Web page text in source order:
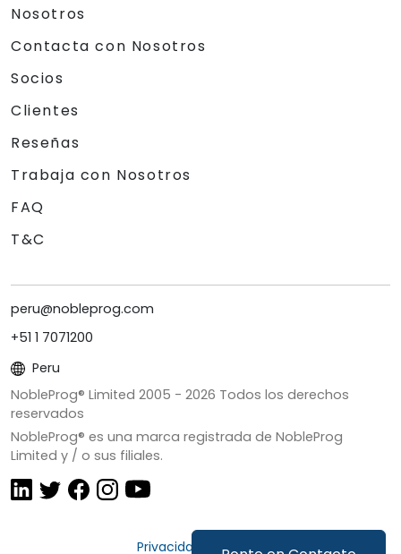
Nosotros
Contacta con Nosotros
Socios
Clientes
Reseñas
Trabaja con Nosotros
FAQ
T&C
peru@nobleprog.com
+51 1 7071200
Peru
NobleProg® Limited 2005 - 2026 Todos los derechos
reservados
NobleProg® es una marca registrada de NobleProg
Limited y / o sus filiales.
Privacidad y Cookies